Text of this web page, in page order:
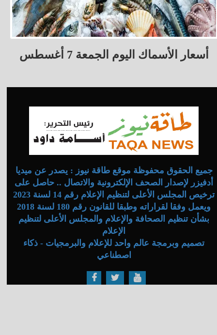
أسعار الأسماك اليوم الجمعة 7 أغسطس
جميع الحقوق محفوظة موقع طاقة نيوز : يصدر عن ميديا
أدفيزر لإصدار الصحف الإلكترونية والاتصال .. حاصل على
ترخيص المجلس الأعلى لتنظيم الإعلام رقم 14 لسنة 2023
ويعمل وفقا لقراراته وطبقا للقانون رقم 180 لسنة 2018
بشأن تنظيم الصحافة والإعلام والمجلس الأعلى لتنظيم
الإعلام
تصميم وبرمجة عالم واحد للإعلام والبرمجيات - ذكاء
اصطناعي